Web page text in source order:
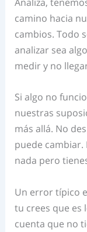
camino hacia
cambios. Todo
analizar sea
medir y no
Si algo no
nuestras
más allá. No
puede cambiar.
nada pero
Un error típico
tu crees que es
cuenta que no